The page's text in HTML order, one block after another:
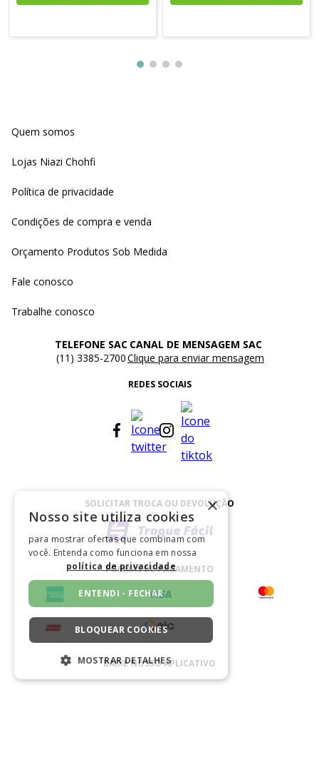
Quem somos
Lojas Niazi Chohfi
Política de privacidade
Condições de compra e venda
Orçamento Produtos Sob Medida
Fale conosco
Trabalhe conosco
TELEFONE SAC
(11) 3385-2700
CANAL DE MENSAGEM SAC
Clique para enviar mensagem
REDES SOCIAIS
SOLICITAR TROCA OU DEVOLUÇÃO
FORMAS DE PAGAMENTO
BAIXE NOSSO APLICATIVO
×
Nosso site utiliza cookies
para mostrar ofertas que combinam com
você. Entenda como funciona em nossa
política de privacidade
ENTENDI - FECHAR
BLOQUEAR COOKIES
MOSTRAR DETALHES
ESTRITAMENTE NECESSÁRIOS